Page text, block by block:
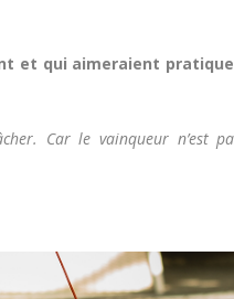
et qui aimeraient
Car le vainqueur n’est